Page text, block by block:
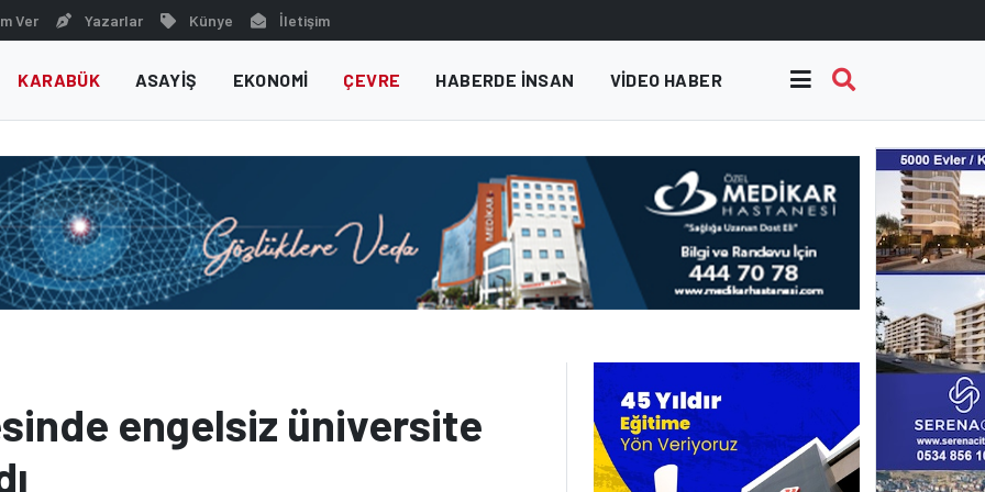
Ver Yazarlar Künye İletişim
KARABÜK ASAYIŞ EKONOMI ÇEVRE HABERDE INSAN VIDEO HABER
engelsiz üniversite